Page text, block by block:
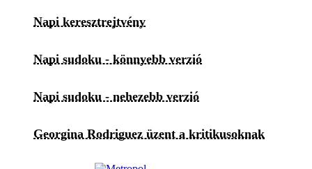
Napi keresztrejtvény
Napi sudoku - könnyebb verzió
Napi sudoku - nehezebb verzió
Georgina Rodriguez üzent a kritikusoknak